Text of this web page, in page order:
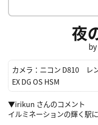
夜
カメラ： ニコン D810 レ
EX DG OS HSM
▼irikun さんのコメント
イルミネーションの輝く駅